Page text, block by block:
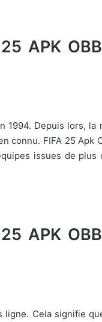
APK
1994. Depuis lors, la
connu. FIFA 25 Apk
issues de plus
APK
Cela signifie